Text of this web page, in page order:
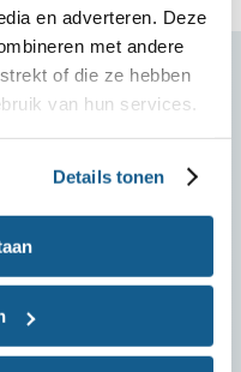
en adverteren. Deze
met andere
of die ze hebben
van hun services.
Details tonen
voor vega
Wissel lekker af en
maaltijd op